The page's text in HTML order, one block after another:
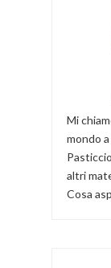
Mi
mondo
altri
Cosa